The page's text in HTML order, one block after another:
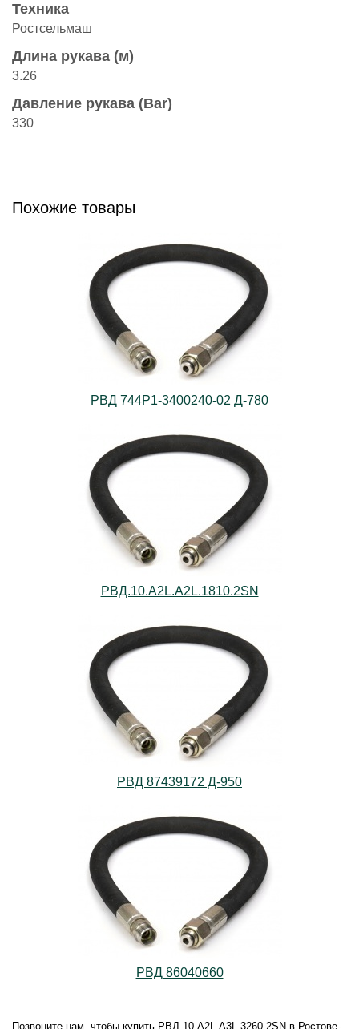
Техника
Ростсельмаш
Длина рукава (м)
3.26
Давление рукава (Bar)
330
Похожие товары
РВД 744Р1-3400240-02 Д-780
РВД.10.А2L.А2L.1810.2SN
РВД 87439172 Д-950
РВД 86040660
Позвоните нам, чтобы купить РВД.10.А2L.А3L.3260.2SN в Ростове-